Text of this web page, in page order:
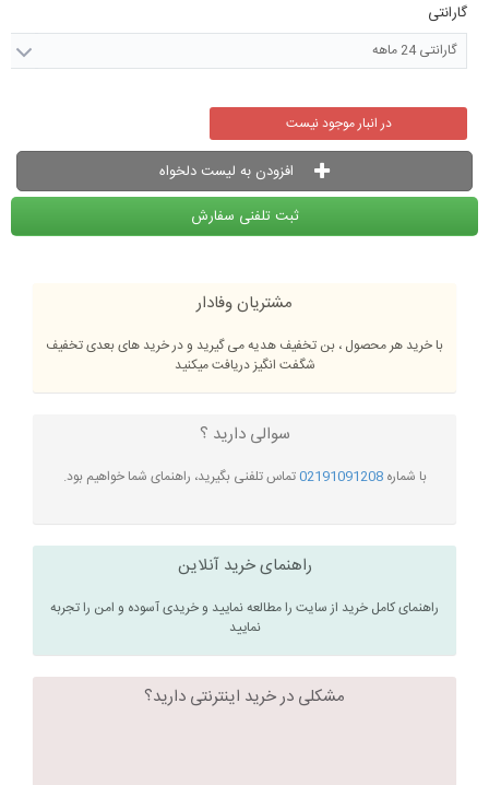
گارانتی
گارانتی 24 ماهه
در انبار موجود نیست
افزودن به لیست دلخواه
ثبت تلفنی سفارش
مشتریان وفادار
با خرید هر محصول ، بن تخفیف هدیه می گیرید و در خرید های بعدی تخفیف
شگفت انگیز دریافت میکنید
سوالی دارید ؟
با شماره02191091208تماس تلفنی بگیرید، راهنمای شما خواهیم بود.
راهنمای خرید آنلاین
راهنمای کامل خرید از سایت را مطالعه نمایید و خریدی آسوده و امن را تجربه
نمایید
مشکلی در خرید اینترنتی دارید؟